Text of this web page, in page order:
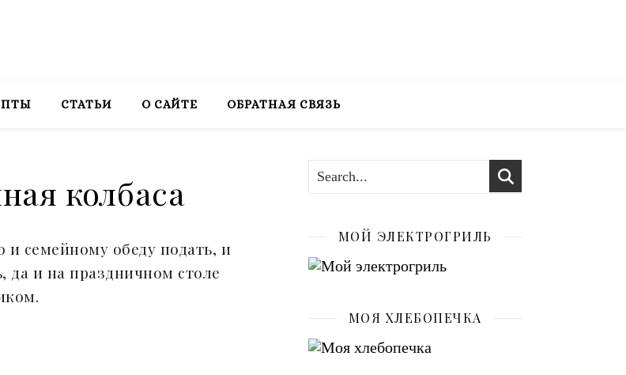
СТАТЬИ О САЙТЕ ОБРАТНАЯ СВЯЗЬ
колбаса
семейному обеду подать, и
да и на праздничном столе
МОЙ ЭЛЕКТРОГРИЛЬ
МОЯ ХЛЕБОПЕЧКА